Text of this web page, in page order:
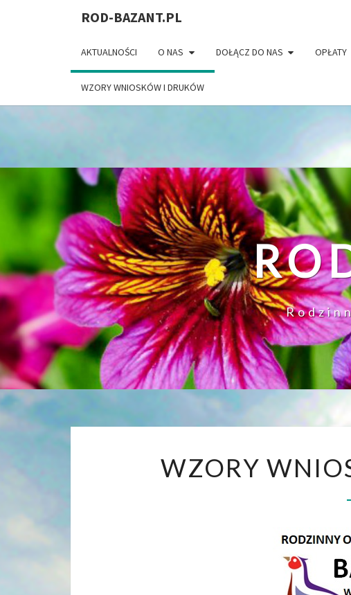
content/plugins/gallery-images/gallery-images.php on line97
ROD-BAZANT.PL
AKTUALNOŚCI O NAS DOŁĄCZ DO NAS OPŁATY
WZORY WNIOSKÓW I DRUKÓW
WZORY